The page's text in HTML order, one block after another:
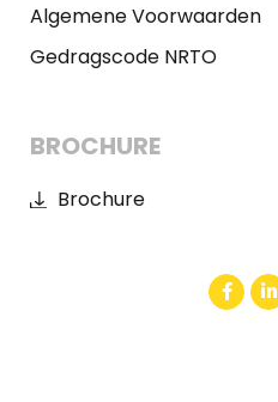
Algemene Voorwaarden
Gedragscode NRTO
BROCHURE
Brochure